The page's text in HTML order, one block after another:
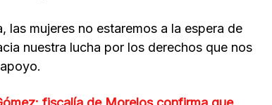
las mujeres no estaremos a la espera de
nuestra lucha por los derechos que nos